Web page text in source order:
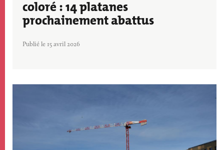
coloré : 14 platanes
prochainement abattus
Publié le 15 avril 2026